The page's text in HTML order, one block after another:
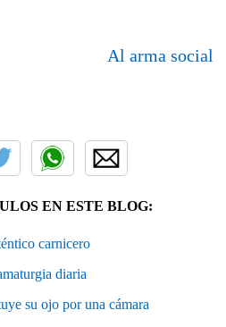
Al arma social
EN ESTE BLOG:
carnicero
diaria
su ojo por una cámara